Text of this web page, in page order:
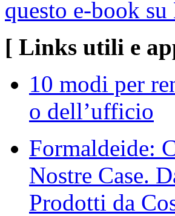
[ Links utili e
10 modi per
o dell’ufficio
Formaldeide:
Nostre Case.
Prodotti da